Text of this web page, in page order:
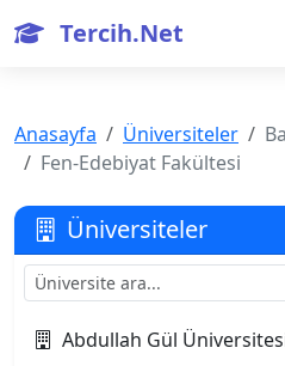
Tercih.Net
Anasayfa Üniversiteler
Fen-Edebiyat Fakültesi
Üniversiteler
Abdullah Gül